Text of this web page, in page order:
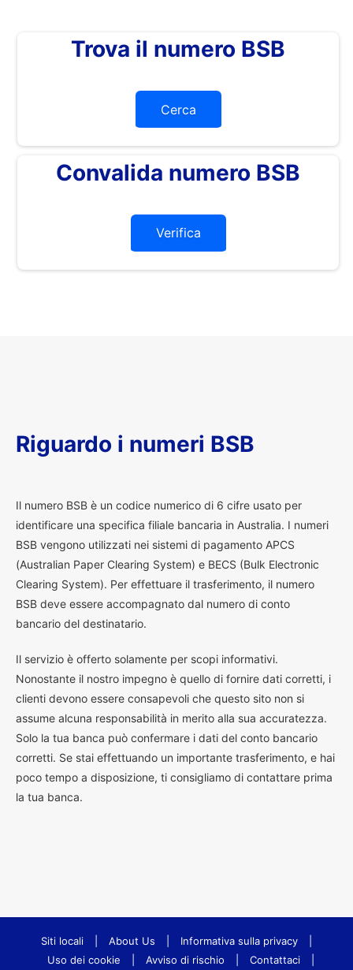
Trova il numero BSB
Cerca
Convalida numero BSB
Verifica
Riguardo i numeri BSB
Il numero BSB è un codice numerico di 6 cifre usato per
identificare una specifica filiale bancaria in Australia. I numeri
BSB vengono utilizzati nei sistemi di pagamento APCS
(Australian Paper Clearing System) e BECS (Bulk Electronic
Clearing System). Per effettuare il trasferimento, il numero
BSB deve essere accompagnato dal numero di conto
bancario del destinatario.
Il servizio è offerto solamente per scopi informativi.
Nonostante il nostro impegno è quello di fornire dati corretti, i
clienti devono essere consapevoli che questo sito non si
assume alcuna responsabilità in merito alla sua accuratezza.
Solo la tua banca può confermare i dati del conto bancario
corretti. Se stai effettuando un importante trasferimento, e hai
poco tempo a disposizione, ti consigliamo di contattare prima
la tua banca.
Siti locali About Us Informativa sulla privacy
Uso dei cookie
Avviso di rischio Contattaci